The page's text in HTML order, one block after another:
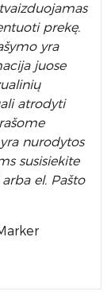
prekę.
yra
juose
atrodyti
nurodytos
susisiekite
el. Pašto